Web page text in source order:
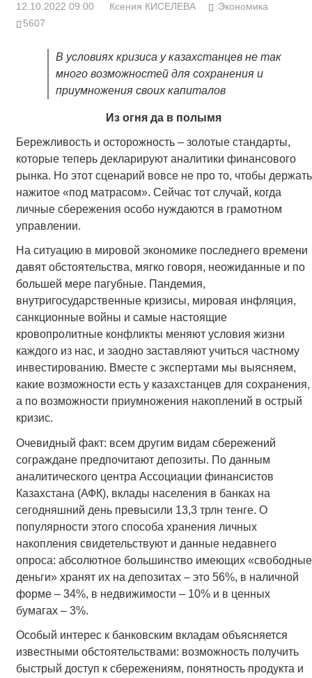
12.10.2022 09:00 Ксения КИСЕЛЕВА
Экономика
5607
В условиях кризиса у казахстанцев не так
много возможностей для сохранения и
приумножения своих капиталов
Из огня да в полымя
Бережливость и осторожность – золотые стандарты,
которые теперь декларируют аналитики финансового
рынка. Но этот сценарий вовсе не про то, чтобы держать
нажитое «под матрасом». Сейчас тот случай, когда
личные сбережения особо нуждаются в грамотном
управлении.
На ситуацию в мировой экономике последнего времени
давят обстоятельства, мягко говоря, неожиданные и по
большей мере пагубные. Пандемия,
внутригосударственные кризисы, мировая инфляция,
санкционные войны и самые настоящие
кровопролитные конфликты меняют условия жизни
каждого из нас, и заодно заставляют учиться частному
инвестированию. Вместе с экспертами мы выясняем,
какие возможности есть у казахстанцев для сохранения,
а по возможности приумножения накоплений в острый
кризис.
Очевидный факт: всем другим видам сбережений
сограждане предпочитают депозиты. По данным
аналитического центра Ассоциации финансистов
Казахстана (АФК), вклады населения в банках на
сегодняшний день превысили 13,3 трлн тенге. О
популярности этого способа хранения личных
накопления свидетельствуют и данные недавнего
опроса: абсолютное большинство имеющих «свободные
деньги» хранят их на депозитах – это 56%, в наличной
форме – 34%, в недвижимости – 10% и в ценных
бумагах – 3%.
Особый интерес к банковским вкладам объясняется
известными обстоятельствами: возможность получить
быстрый доступ к сбережениям, понятность продукта и